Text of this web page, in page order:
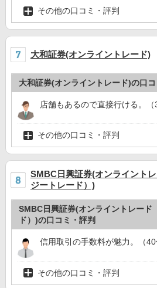
その他の口コミ・評判
大和証券(オンライントレード)
大和証券(オンライントレード)の口コ
店舗もあるので直接行ける。（
その他の口コミ・評判
SMBC日興証券(オンライント
ジートレード）)
SMBC日興証券(オンライントレード
ド）)の口コミ・評判
信用取引の手数料が魅力。（40
その他の口コミ・評判